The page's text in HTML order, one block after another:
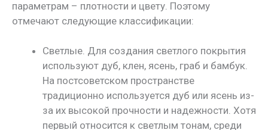
параметрам – плотности и цвету. Поэтому
отмечают следующие классификации:
Светлые. Для создания светлого покрытия
используют дуб, клен, ясень, граб и бамбук.
На постсоветском пространстве
традиционно используется дуб или ясень из-
за их высокой прочности и надежности. Хотя
первый относится к светлым тонам, среди